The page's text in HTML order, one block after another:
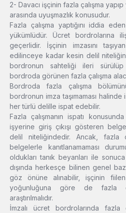
2- Davacı işçinin fazla çalışma
arasında uyuşmazlık konusudur.
Fazla çalışma yaptığını iddia
yükümlüdür. Ücret bordrolarına
geçerlidir. İşçinin imzasını
edilinceye kadar kesin delil
bordronun sahteliği ileri sürülüp
bordroda görünen fazla çalışma
Bordroda fazla çalışma
bordronun imza taşımaması halinde
her türlü delille ispat edebilir.
Fazla çalışmanın ispatı
işyerine giriş çıkışı gösteren
delil niteliğindedir. Ancak, fazla
belgelerle kanıtlanamaması
oldukları tanık beyanları ile
dışında herkesçe bilinen genel
göz önüne alınabilir, işçinin
yoğunluğuna göre de fazla
araştırılmalıdır.
İmzalı ücret bordrolarında fazla